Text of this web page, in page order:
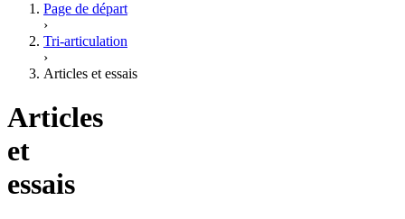
Page de départ
›
Tri-articulation
›
Articles et essais
Articles
et
essais